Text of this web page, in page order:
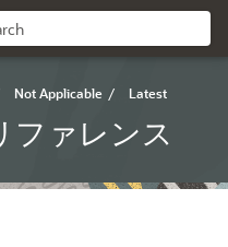
Not Applicable / Latest
ファレンス